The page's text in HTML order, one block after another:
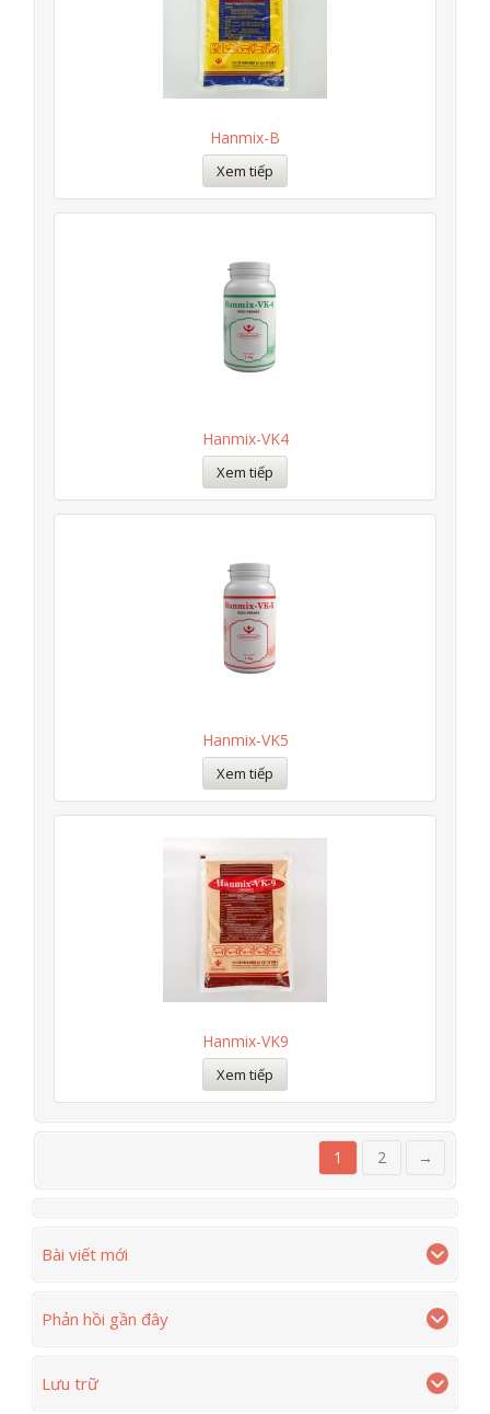
Hanmix-B
Xem tiếp
Hanmix-VK4
Xem tiếp
Hanmix-VK5
Xem tiếp
Hanmix-VK9
Xem tiếp
1 2 →
Bài viết mới
Phản hồi gần đây
Lưu trữ